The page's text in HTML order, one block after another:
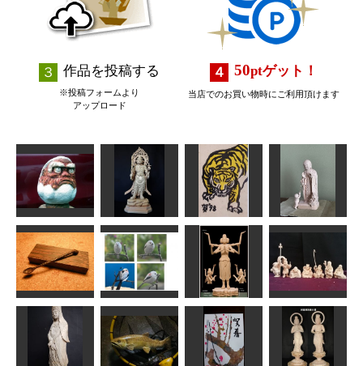
作品を投稿する
※投稿フォームより
アップロード
50ptゲット！
当店でのお買い物時にご利用頂けます
だるま大師
sigesama
毘沙門天
まあちゃん
年賀状「寅」8
道刃物★所蔵参考
作品
子安地蔵
魔の匙 シマエナガ 阿修羅像 七福神